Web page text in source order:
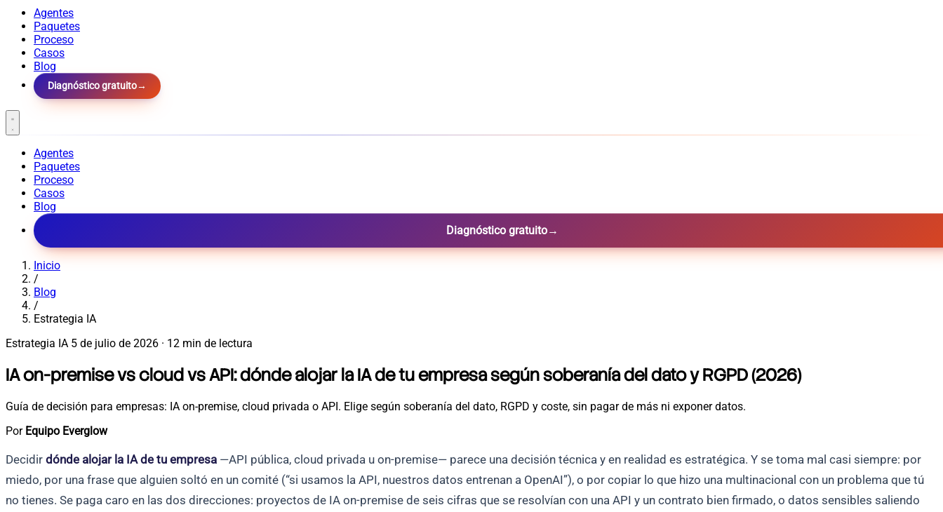
Agentes
Paquetes
Proceso
Casos
Blog
Diagnóstico gratuito→
Agentes
Paquetes
Proceso
Casos
Blog
Diagnóstico gratuito→
Inicio
/
Blog
/
Estrategia IA
Estrategia IA 5 de julio de 2026 · 12 min de lectura
IA on-premise vs cloud vs API: dónde alojar la IA de tu empresa según soberanía del dato y RGPD (2026)
Guía de decisión para empresas: IA on-premise, cloud privada o API. Elige según soberanía del dato, RGPD y coste, sin pagar de más ni exponer datos.
Por Equipo Everglow
Decidir dónde alojar la IA de tu empresa —API pública, cloud privada u on-premise— parece una decisión técnica y en realidad es estratégica. Y se toma mal casi siempre: por
miedo, por una frase que alguien soltó en un comité (“si usamos la API, nuestros datos entrenan a OpenAI”), o por copiar lo que hizo una multinacional con un problema que tú
no tienes. Se paga caro en las dos direcciones: proyectos de IA on-premise de seis cifras que se resolvían con una API y un contrato bien firmado, o datos sensibles saliendo